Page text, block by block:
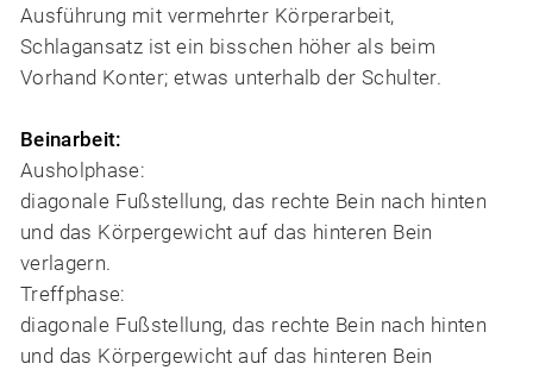
Ausführung mit vermehrter Körperarbeit,
Schlagansatz ist ein bisschen höher als beim
Vorhand Konter; etwas unterhalb der Schulter.
Beinarbeit:
Ausholphase:
diagonale Fußstellung, das rechte Bein nach hinten
und das Körpergewicht auf das hinteren Bein
verlagern.
Treffphase:
diagonale Fußstellung, das rechte Bein nach hinten
und das Körpergewicht auf das hinteren Bein